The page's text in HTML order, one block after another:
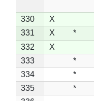
330
X
331
X *
332
X
333
*
334
*
335
*